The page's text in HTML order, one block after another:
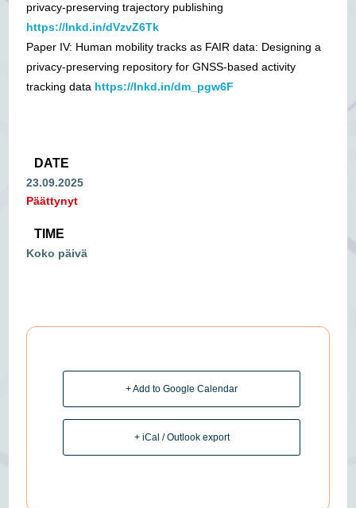
privacy-preserving trajectory publishing
https://lnkd.in/dVzvZ6Tk
Paper IV: Human mobility tracks as FAIR data: Designing a
privacy-preserving repository for GNSS-based activity
tracking data https://lnkd.in/dm_pgw6F
DATE
23.09.2025
Päättynyt
TIME
Koko päivä
+ Add to Google Calendar
+ iCal / Outlook export